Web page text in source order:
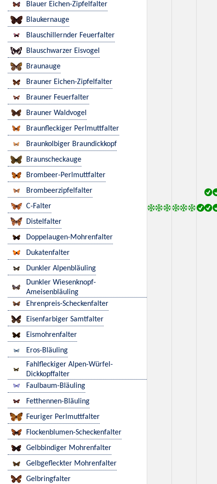
Blauer Eichen-Zipfelfalter
Blaukernauge
Blauschillernder Feuerfalter
Blauschwarzer Eisvogel
Braunauge
Brauner Eichen-Zipfelfalter
Brauner Feuerfalter
Brauner Waldvogel
Braunfleckiger Perlmuttfalter
Braunkolbiger Braundickkopf
Braunscheckauge
Brombeer-Perlmuttfalter
Brombeerzipfelfalter
C-Falter
Distelfalter
Doppelaugen-Mohrenfalter
Dukatenfalter
Dunkler Alpenbläuling
Dunkler Wiesenknopf-
Ameisenbläuling
Ehrenpreis-Scheckenfalter
Eisenfarbiger Samtfalter
Eismohrenfalter
Eros-Bläuling
Fahlfleckiger Alpen-Würfel-
Dickkopffalter
Faulbaum-Bläuling
Fetthennen-Bläuling
Feuriger Perlmuttfalter
Flockenblumen-Scheckenfalter
Gelbbindiger Mohrenfalter
Gelbgefleckter Mohrenfalter
Gelbringfalter